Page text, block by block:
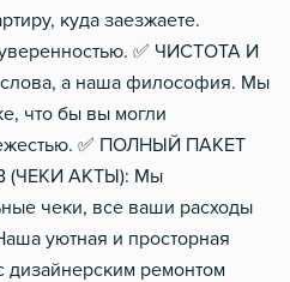
куда заезжаете.
✅ ЧИСТОТА И
а наша философия. Мы
что бы вы могли
✅ ПОЛНЫЙ ПАКЕТ
АКТЫ): Мы
чеки, все ваши расходы
уютная и просторная
дизайнерским ремонтом